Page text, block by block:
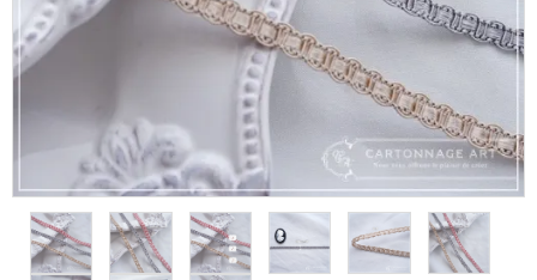
金具・パーツ類
フルキット
Jolipapier
デコレーション材料
道具類